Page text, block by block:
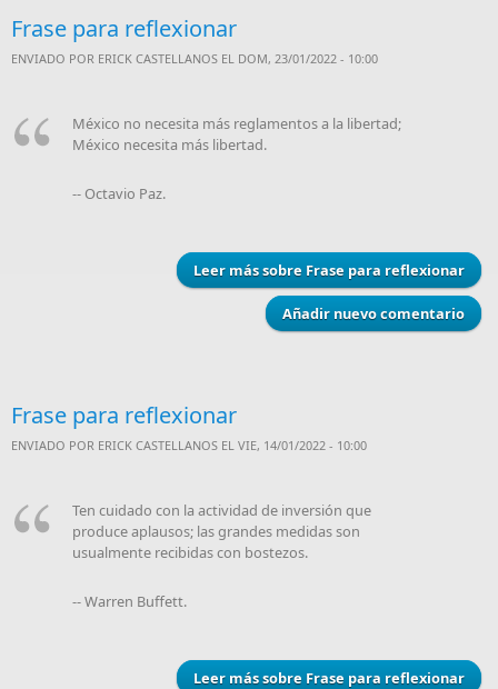
Frase para reflexionar
ENVIADO POR ERICK CASTELLANOS EL DOM, 23/01/2022 - 10:00
México no necesita más reglamentos a la libertad;
México necesita más libertad.
-- Octavio Paz.
Leer mássobre Frase para reflexionar
Añadir nuevo comentario
Frase para reflexionar
ENVIADO POR ERICK CASTELLANOS EL VIE, 14/01/2022 - 10:00
Ten cuidado con la actividad de inversión que
produce aplausos; las grandes medidas son
usualmente recibidas con bostezos.
-- Warren Buffett.
Leer mássobre Frase para reflexionar